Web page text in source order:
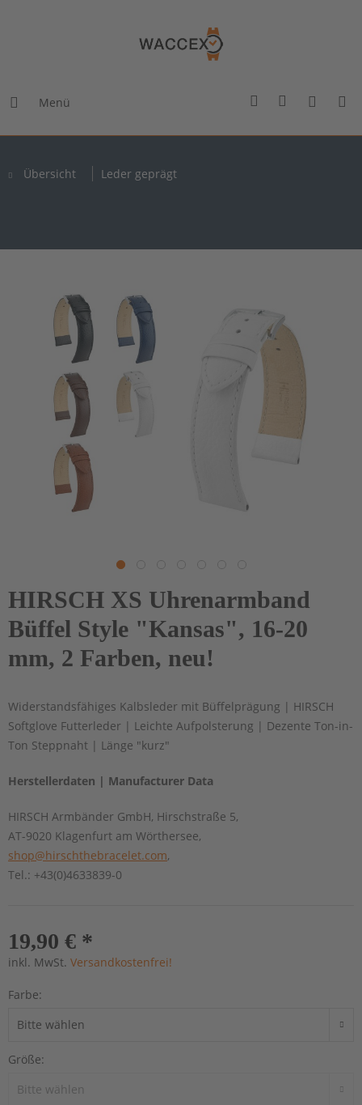
Menü
Übersicht Leder geprägt
HIRSCH XS Uhrenarmband
Büffel Style "Kansas", 16-20
mm, 2 Farben, neu!
Widerstandsfähiges Kalbsleder mit Büffelprägung | HIRSCH
Softglove Futterleder | Leichte Aufpolsterung | Dezente Ton-in-
Ton Steppnaht | Länge "kurz"
Herstellerdaten | Manufacturer Data
HIRSCH Armbänder GmbH, Hirschstraße 5,
AT-9020 Klagenfurt am Wörthersee,
shop@hirschthebracelet.com,
Tel.: +43(0)4633839-0
19,90 € *
inkl. MwSt. Versandkostenfrei!
Farbe:
Größe: